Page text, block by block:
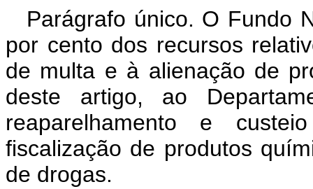
Parágrafo único. O Fundo
por cento dos recursos
de multa e à alienação de
deste artigo, ao
reaparelhamento e
fiscalização de produtos
de drogas.